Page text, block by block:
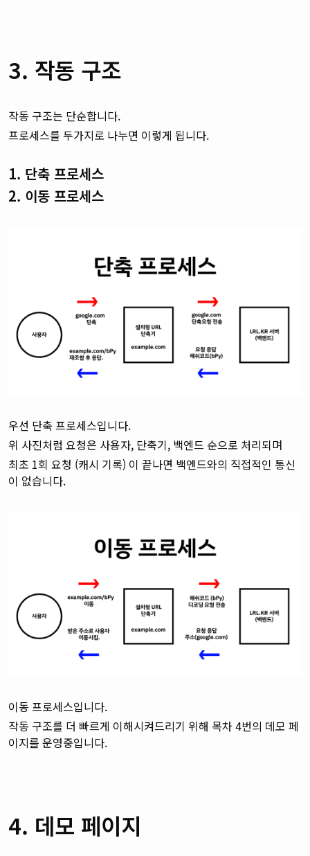
3. 작동 구조
작동 구조는 단순합니다.
프로세스를 두가지로 나누면 이렇게 됩니다.
1. 단축 프로세스
2. 이동 프로세스
우선 단축 프로세스입니다.
위 사진처럼 요청은 사용자, 단축기, 백엔드 순으로 처리되며
최초 1회 요청 (캐시 기록) 이 끝나면 백엔드와의 직접적인 통신
이 없습니다.
이동 프로세스입니다.
작동 구조를 더 빠르게 이해시켜드리기 위해 목차 4번의 데모 페
이지를 운영중입니다.
4. 데모 페이지